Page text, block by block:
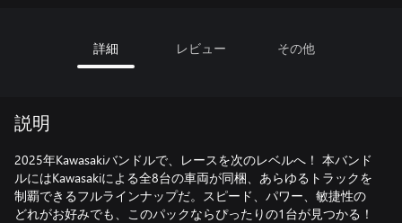
詳細 レビュー その他
説明
2025年Kawasakiバンドルで、レースを次のレベルへ！ 本バンド
ルにはKawasakiによる全8台の車両が同梱、あらゆるトラックを
制覇できるフルラインナップだ。スピード、パワー、敏捷性の
どれがお好みでも、このパックならぴったりの1台が見つかる！